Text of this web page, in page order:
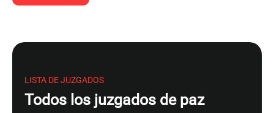
LISTA DE JUZGADOS
Todos los juzgados de paz